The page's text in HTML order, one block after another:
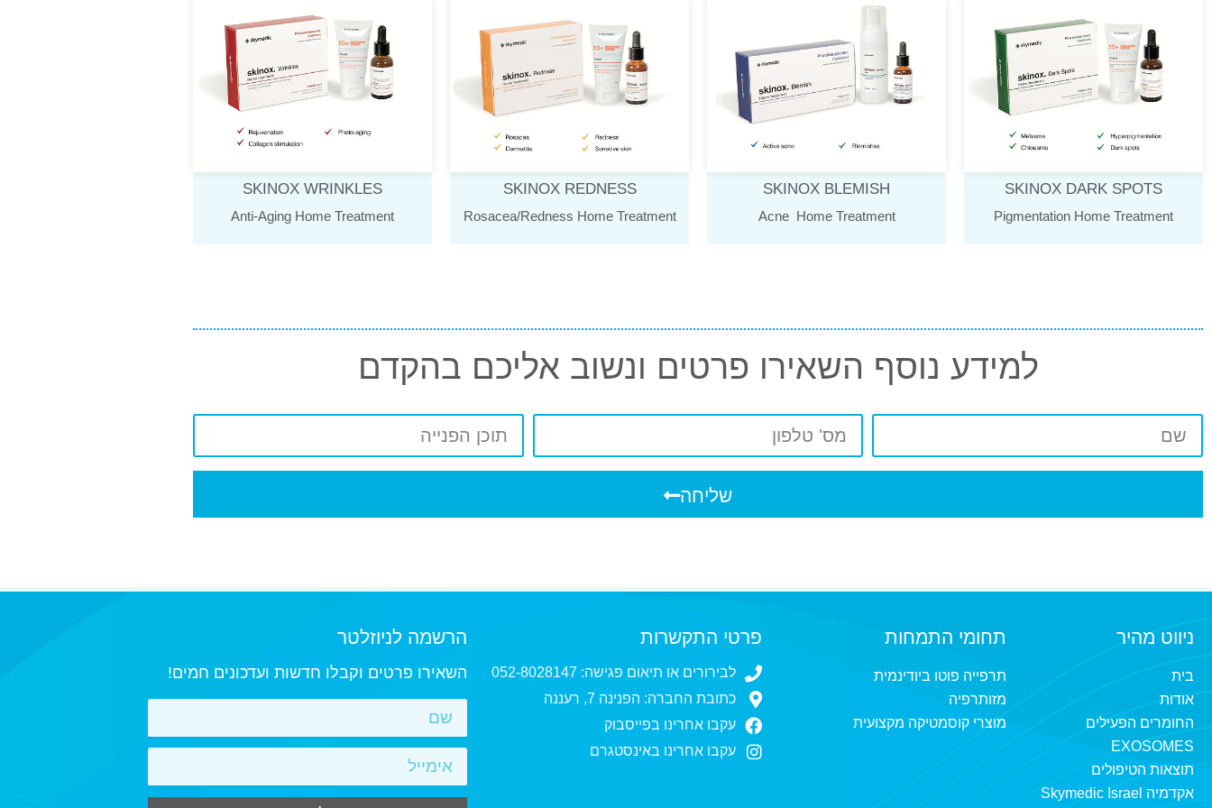
SKINOX DARK SPOTS
Pigmentation Home Treatment
SKINOX BLEMISH
Acne Home Treatment
SKINOX REDNESS
Rosacea/Redness Home Treatment
SKINOX WRINKLES
Anti-Aging Home Treatment
למידע נוסף השאירו פרטים ונשוב אליכם בהקדם
שליחה
ניווט מהיר
בית
אודות
החומרים הפעילים
EXOSOMES
תוצאות הטיפולים
אקדמיה Skymedic Israel
תחומי התמחות
תרפייה פוטו ביודינמית
מזותרפיה
מוצרי קוסמטיקה מקצועית
פרטי התקשרות
לבירורים או תיאום פגישה: 052-8028147
כתובת החברה: הפנינה 7, רעננה
עקבו אחרינו בפייסבוק
עקבו אחרינו באינסטגרם
הרשמה לניוזלטר
השאירו פרטים וקבלו חדשות ועדכונים חמים!